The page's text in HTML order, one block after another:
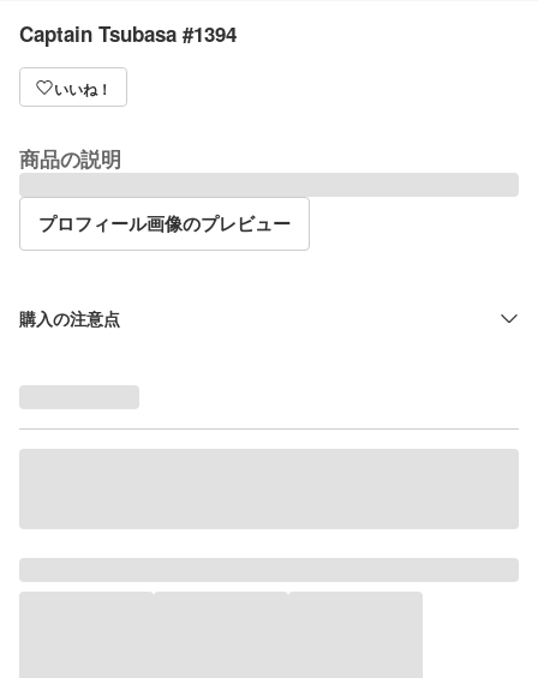
Captain Tsubasa #1394
いいね！
商品の説明
プロフィール画像のプレビュー
購入の注意点